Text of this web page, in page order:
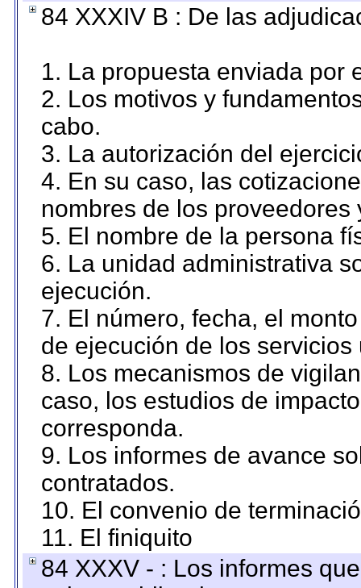
84 XXXIV B : De las
1. La propuesta enviada por
2. Los motivos y
cabo.
3. La autorización del
4. En su caso, las
nombres de los proveedores
5. El nombre de la persona
6. La unidad administrativa
ejecución.
7. El número, fecha, el
de ejecución de los servicios
8. Los mecanismos de
caso, los estudios de
corresponda.
9. Los informes de avance
contratados.
10. El convenio de
11. El finiquito
84 XXXV - : Los informes